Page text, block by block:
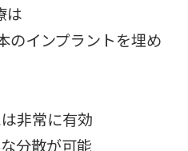
は
のインプラントを埋め
非常に有効
分散が可能